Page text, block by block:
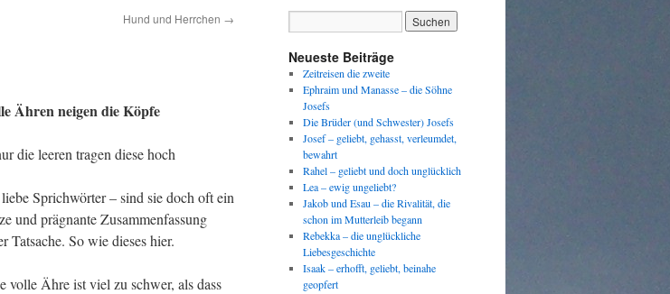
Hund und Herrchen →
Ähren neigen die Köpfe
die leeren tragen diese hoch
Sprichwörter – sind sie doch oft ein
und prägnante Zusammenfassung
Tatsache. So wie dieses hier.
volle Ähre ist viel zu schwer, als dass
Neueste Beiträge
Zeitreisen die zweite
Ephraim und Manasse – die Söhne
Josefs
Die Brüder (und Schwester) Josefs
Josef – geliebt, gehasst, verleumdet,
bewahrt
Rahel – geliebt und doch unglücklich
Lea – ewig ungeliebt?
Jakob und Esau – die Rivalität, die
schon im Mutterleib begann
Rebekka – die unglückliche
Liebesgeschichte
Isaak – erhofft, geliebt, beinahe
geopfert